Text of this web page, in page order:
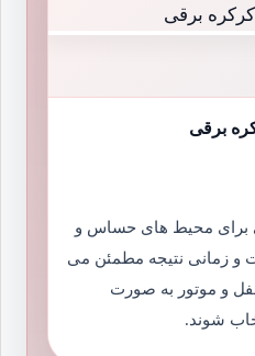
برقی
برای محیط های حساس و
و زمانی نتیجه مطمئن می
و موتور به صورت
شوند.